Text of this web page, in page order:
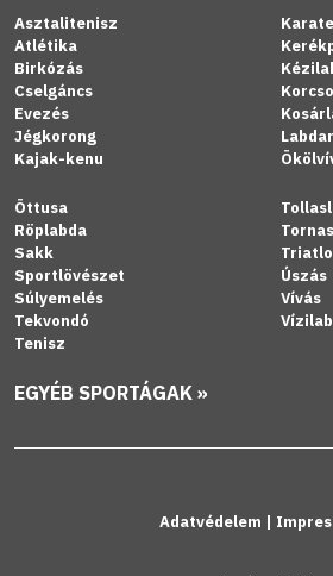
Asztalitenisz
Atlétika
Birkózás
Cselgáncs
Evezés
Jégkorong
Kajak-kenu
Karate
Öttusa
Röplabda
Sakk
Sportlövészet
Súlyemelés
Tekvondó
Tenisz
Úszás
Vívás
EGYÉB SPORTÁGAK »
Adatvédelem |